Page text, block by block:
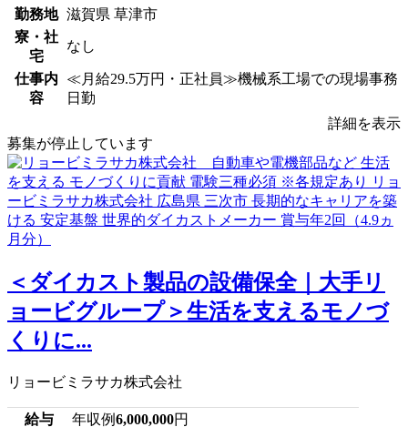
勤務地 滋賀県 草津市
寮・社
宅
なし
仕事内
容
≪月給29.5万円・正社員≫機械系工場での現場事務
日勤
詳細を表示
募集が停止しています
＜ダイカスト製品の設備保全｜大手リ
ョービグループ＞生活を支えるモノづ
くりに...
リョービミラサカ株式会社
給与 年収例6,000,000円